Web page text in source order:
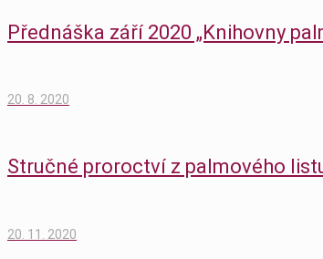
Přednáška září 2020 „Knihovny
20. 8. 2020
Stručné proroctví z palmového
20. 11. 2020